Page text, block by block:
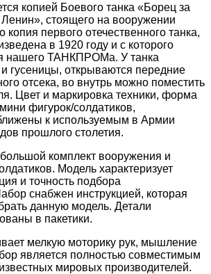
копией Боевого танка «Борец за
стоящего на вооружении
первого отечественного танка,
в 1920 году и с которого
нашего ТАНКПРОМа. У танка
гусеницы, открываются передние
отсека, во внутрь можно поместить
Цвет и маркировка техники, форма
фигурок/солдатиков,
к используемым в Армии
прошлого столетия.
комплект вооружения и
Модель характеризует
и точность подбора
снабжен инструкцией, которая
данную модель. Детали
в пакетики.
мелкую моторику рук, мышление
является полностью совместимым
мировых производителей.